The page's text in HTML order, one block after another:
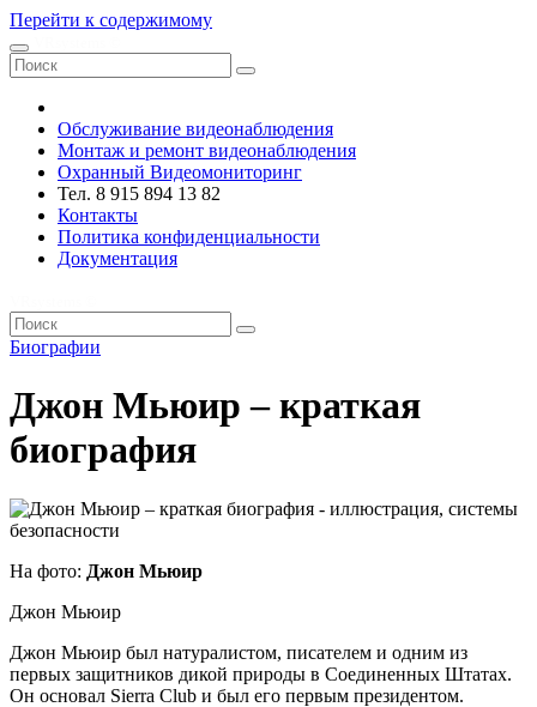
Перейти к содержимому
Обслуживание видеонаблюдения
Монтаж и ремонт видеонаблюдения
Охранный Видеомониторинг
Тел. 8 915 894 13 82
Контакты
Политика конфиденциальности
Документация
Биографии
Джон Мьюир – краткая
биография
На фото: Джон Мьюир
Джон Мьюир
Джон Мьюир был натуралистом, писателем и одним из
первых защитников дикой природы в Соединенных Штатах.
Он основал Sierra Club и был его первым президентом.